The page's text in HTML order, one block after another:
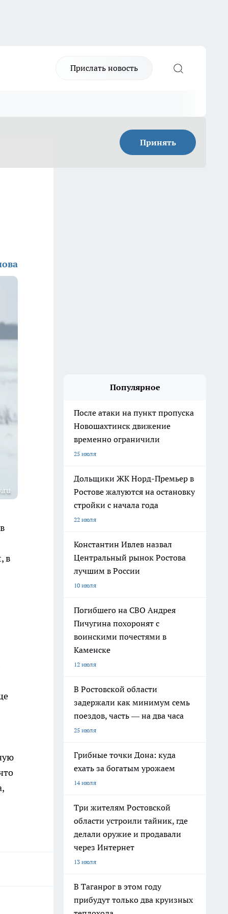
Прислать новость
Принять
в
Популярное
После атаки на пункт пропуска
Новошахтинск движение
временно ограничили
25 июля
Дольщики ЖК Норд-Премьер в
Ростове жалуются на остановку
стройки с начала года
22 июля
Константин Ивлев назвал
Центральный рынок Ростова
лучшим в России
10 июля
Погибшего на СВО Андрея
Пичугина похоронят с
воинскими почестями в
Каменске
12 июля
В Ростовской области
задержали как минимум семь
поездов, часть — на два часа
25 июля
Грибные точки Дона: куда
ехать за богатым урожаем
14 июля
Три жителям Ростовской
области устроили тайник, где
делали оружие и продавали
через Интернет
13 июля
В Таганрог в этом году
прибудут только два круизных